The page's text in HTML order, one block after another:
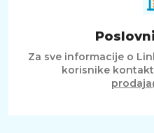
Za sve informacije o
korisnike